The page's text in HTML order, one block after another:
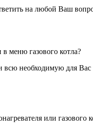
на любой Ваш
меню газового котла?
всю необходимую для
или газового